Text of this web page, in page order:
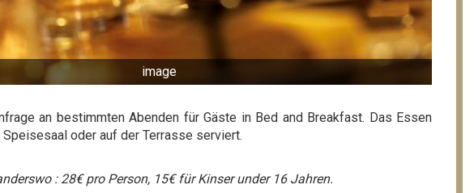
image
an bestimmten Abenden für Gäste in Bed and Breakfast. Das Essen
oder auf der Terrasse serviert.
: 28€ pro Person, 15€ für Kinser under 16 Jahren.